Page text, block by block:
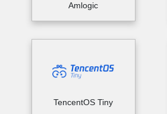
Amlogic
TencentOS Tiny